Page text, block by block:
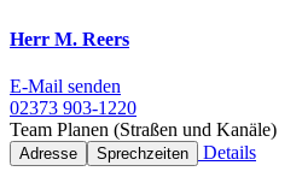
Herr M. Reers
E-Mail senden
02373 903-1220
Team Planen (Straßen und Kanäle)
Adresse Sprechzeiten Details